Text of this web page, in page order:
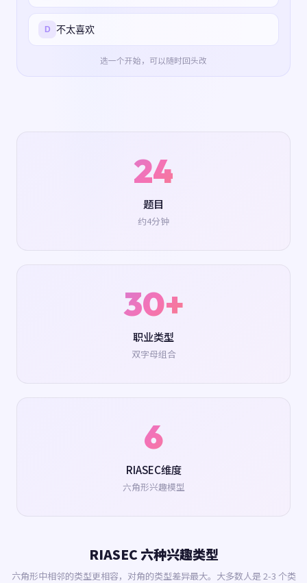
D 不太喜欢
选一个开始，可以随时回头改
24
题目
约4分钟
30+
职业类型
双字母组合
6
RIASEC维度
六角形兴趣模型
RIASEC 六种兴趣类型
六角形中相邻的类型更相容，对角的类型差异最大。大多数人是 2-3 个类